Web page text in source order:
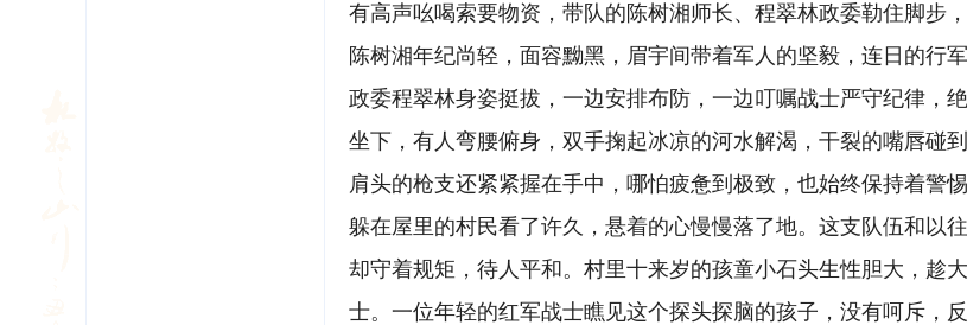
有高声吆喝索要物资，带队的陈树湘师长、程翠林政委勒住脚步
陈树湘年纪尚轻，面容黝黑，眉宇间带着军人的坚毅，连日的行
政委程翠林身姿挺拔，一边安排布防，一边叮嘱战士严守纪律，
坐下，有人弯腰俯身，双手掬起冰凉的河水解渴，干裂的嘴唇碰
肩头的枪支还紧紧握在手中，哪怕疲惫到极致，也始终保持着警惕
躲在屋里的村民看了许久，悬着的心慢慢落了地。这支队伍和以
却守着规矩，待人平和。村里十来岁的孩童小石头生性胆大，趁
士。一位年轻的红军战士瞧见这个探头探脑的孩子，没有呵斥，